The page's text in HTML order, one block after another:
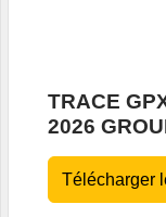
TRACE
2026
Télécharger